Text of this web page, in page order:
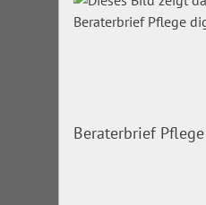
Beraterbrief